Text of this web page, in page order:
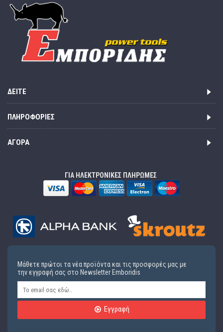
ΔΕΊΤΕ
ΠΛΗΡΟΦΟΡΊΕΣ
ΑΓΟΡΆ
ΓΙΑ ΗΛΕΚΤΡΟΝΙΚΕΣ ΠΛΗΡΩΜΕΣ
Μάθετε πρώτοι τα νέα προϊόντα και τις προσφορές μας με
την εγγραφή σας στο Newsletter Emboridis
Εγγραφή